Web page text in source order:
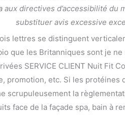
directives d’accessibilité
substituer avis excessive
lettres se distinguent
que les Britanniques sont je
SERVICE CLIENT Nuit Fit
etc. Si les
scrupuleusement la
face de la façade spa, bain à